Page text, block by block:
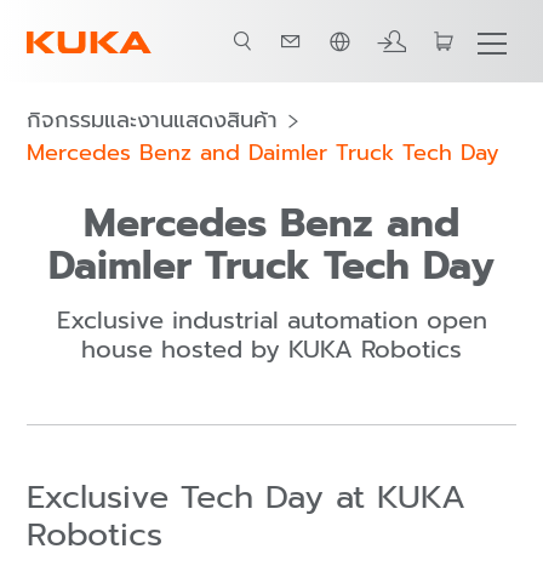
Agenda
ภาษาไทย / Thai
กิจกรรมและงานแสดงสินค้า
Mercedes Benz and Daimler Truck Tech Day
Mercedes Benz and
Daimler Truck Tech Day
Exclusive industrial automation open
house hosted by KUKA Robotics
Exclusive Tech Day at KUKA
Robotics